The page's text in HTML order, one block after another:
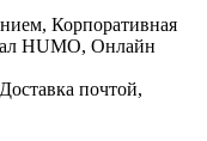
Корпоративная
HUMO, Онлайн
почтой,